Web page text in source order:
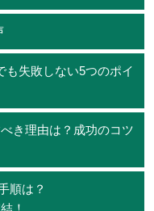
も失敗しない5つのポイ
き理由は？成功のコツ
順は？
！